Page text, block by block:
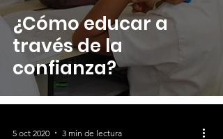
¿Cómo educar a
través de la
confianza?
5 oct 2020 3 min de lectura